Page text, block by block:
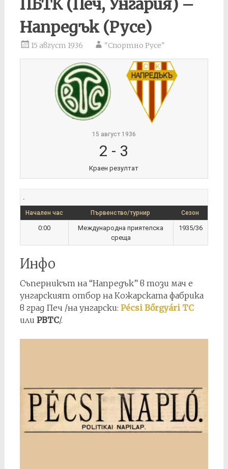
ПБТК (Печ, Унгария) –
Напредък (Русе)
15 август 1936 "Спортно Русе"
15 август 1936
2 - 3
Краен резултат
.
Начален час Първенство/турнир Сезон
0:00
Международна приятелскa
среща
1935/36
Инфо
Съперникът на “Напредък” в този мач е
унгарският отбор на Кожарската фабрика
в град Печ /на унгарски: Pécsi Bőrgyári TC
или PBTC/.